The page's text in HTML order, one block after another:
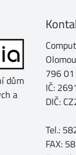
dům
a
796
IČ:
DIČ:
Tel.:
FAX: